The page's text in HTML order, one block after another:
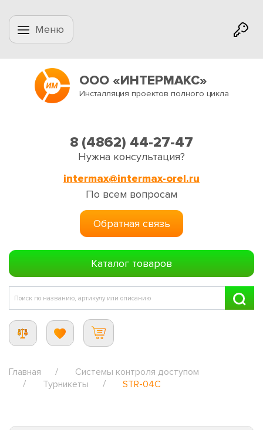
Меню
ООО «ИНТЕРМАКС»
Инсталляция проектов полного цикла
8 (4862) 44-27-47
Нужна консультация?
intermax@intermax-orel.ru
По всем вопросам
Обратная связь
Каталог товаров
Главная
Системы контроля доступом
Турникеты
STR-04C